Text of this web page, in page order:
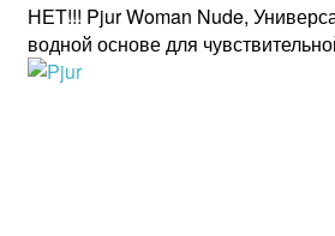
НЕТ!!! Pjur Woman Nude,
водной основе для